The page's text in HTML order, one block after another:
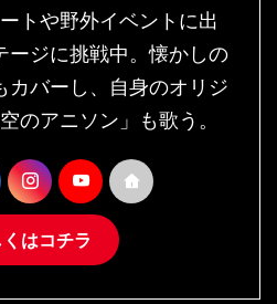
トや野外イベントに出
ージに挑戦中。懐かしの
カバーし、自身のオリジ
のアニソン」も歌う。
はコチラ